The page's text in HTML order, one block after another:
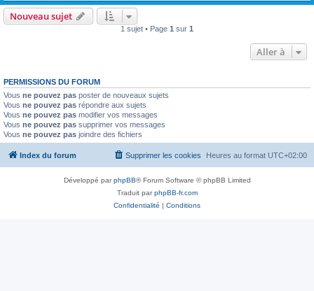
Nouveau sujet
1 sujet • Page 1 sur 1
Aller à
PERMISSIONS DU FORUM
Vous ne pouvez pas poster de nouveaux sujets
Vous ne pouvez pas répondre aux sujets
Vous ne pouvez pas modifier vos messages
Vous ne pouvez pas supprimer vos messages
Vous ne pouvez pas joindre des fichiers
Index du forum Heures au format UTC+02:00
Supprimer les cookies
Développé parphpBB® Forum Software © phpBB Limited
Traduit parphpBB-fr.com
Confidentialité | Conditions